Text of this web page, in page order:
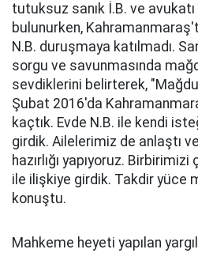
tutuksuz sanık İ.B. ve avukatı
bulunurken,
N.B. duruşmaya katılmadı.
sorgu ve savunmasında
sevdiklerini belirterek,
Şubat 2016'da
kaçtık. Evde N.B. ile kendi
girdik. Ailelerimiz de anlaştı
hazırlığı yapıyoruz.
ile ilişkiye girdik. Takdir yüce
konuştu.
Mahkeme heyeti yapılan